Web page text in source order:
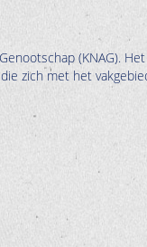
(KNAG). Het
zich met het